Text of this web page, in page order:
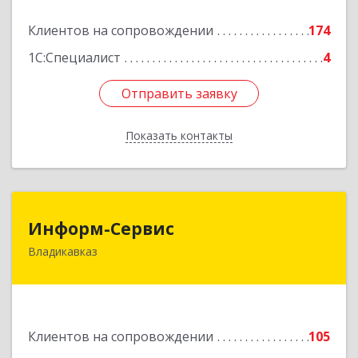
Клиентов на сопровождении
174
1С:Специалист
4
Отправить заявку
Показать контакты
Подробнее
Отправить заявку
Назад
Информ-Сервис
Владикавказ
Клиентов на сопровождении 105
362020, Северная Осетия - Алания Респ,